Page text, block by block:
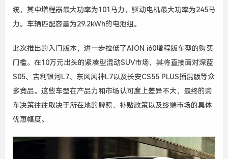
统，其中增程器最大功率为101马力，驱动电机最大功率为245马
力。车辆匹配容量为29.2kWh的电池组。
此次推出的入门版本，进一步拉低了AION i60增程版车型的购买
门槛。在10万元出头的紧凑型混动SUV市场，其将直接面对深蓝
S05、吉利银河L7、东风风神L7以及长安CS55 PLUS插混版等众
多竞品。这些车型在产品力和市场认可度上差异不大，最终的购
车决策往往取决于所在地的牌照、补贴政策以及终端市场的具体
优惠幅度。